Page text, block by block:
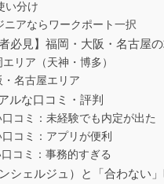
い分け
ニアならワークポート一択
者必見】福岡・大阪・名古屋
エリア（天神・博多）
・名古屋エリア
ルな口コミ・評判
口コミ：未経験でも内定が出た
口コミ：アプリが便利
口コミ：事務的すぎる
シェルジュ）と「合わない